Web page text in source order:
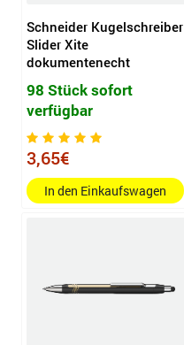
Schneider Kugelschreiber
Slider Xite
dokumentenecht
98 Stück sofort
verfügbar
3,65€
In den Einkaufswagen